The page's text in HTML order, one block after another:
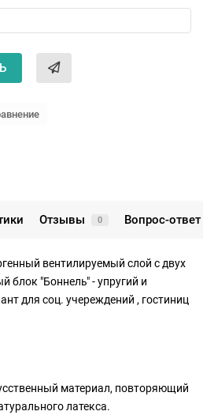
Отзывы 0 Вопрос-ответ
вентилируемый слой с двух
блок "Боннель" - упругий и
для соц. учереждений , гостиниц
материал, повторяющий
латекса.